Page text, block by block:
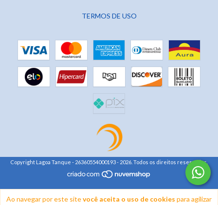
Ao navegar por este sitevocê aceita o uso de cookies para agilizar
TERMOS DE USO
Copyright Lagoa Tanque - 26360554000193 - 2026. Todos os direitos reservados.